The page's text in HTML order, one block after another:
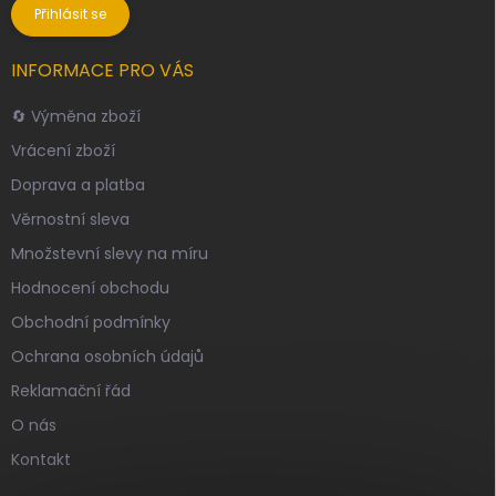
Přihlásit se
INFORMACE PRO VÁS
🔄 Výměna zboží
Vrácení zboží
Doprava a platba
Věrnostní sleva
Množstevní slevy na míru
Hodnocení obchodu
Obchodní podmínky
Ochrana osobních údajů
Reklamační řád
O nás
Kontakt